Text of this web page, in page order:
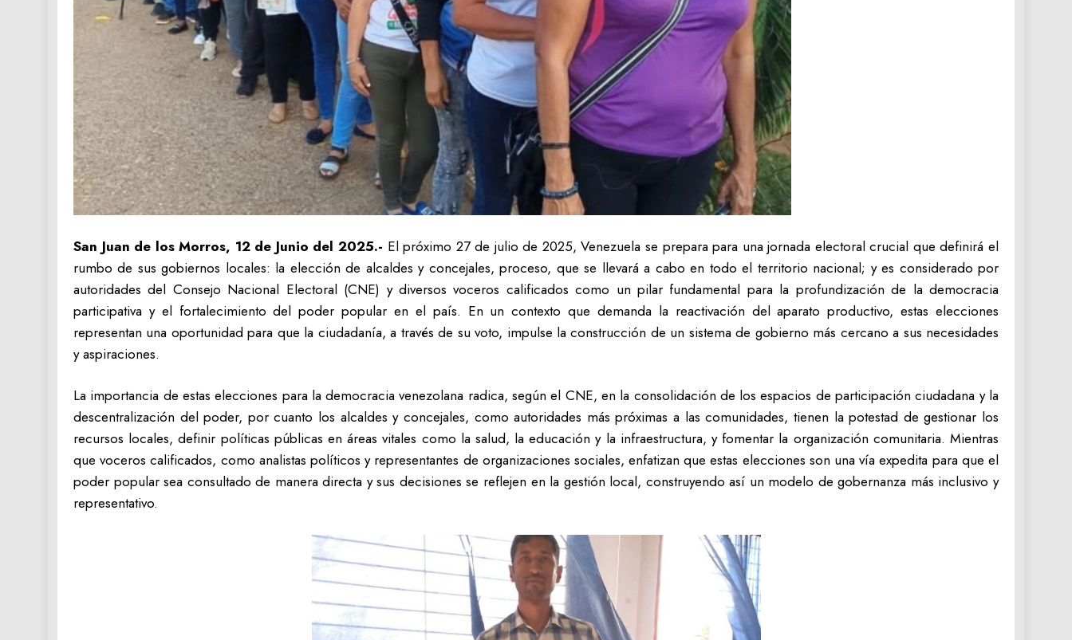
San Juan de los Morros, 12 de Junio del 2025.- El próximo 27 de julio de 2025, Venezuela se prepara para una jornada electoral crucial que definirá el
rumbo de sus gobiernos locales: la elección de alcaldes y concejales, proceso, que se llevará a cabo en todo el territorio nacional; y es considerado por
autoridades del Consejo Nacional Electoral (CNE) y diversos voceros calificados como un pilar fundamental para la profundización de la democracia
participativa y el fortalecimiento del poder popular en el país. En un contexto que demanda la reactivación del aparato productivo, estas elecciones
representan una oportunidad para que la ciudadanía, a través de su voto, impulse la construcción de un sistema de gobierno más cercano a sus necesidades
y aspiraciones.
La importancia de estas elecciones para la democracia venezolana radica, según el CNE, en la consolidación de los espacios de participación ciudadana y la
descentralización del poder, por cuanto los alcaldes y concejales, como autoridades más próximas a las comunidades, tienen la potestad de gestionar los
recursos locales, definir políticas públicas en áreas vitales como la salud, la educación y la infraestructura, y fomentar la organización comunitaria. Mientras
que voceros calificados, como analistas políticos y representantes de organizaciones sociales, enfatizan que estas elecciones son una vía expedita para que el
poder popular sea consultado de manera directa y sus decisiones se reflejen en la gestión local, construyendo así un modelo de gobernanza más inclusivo y
representativo.